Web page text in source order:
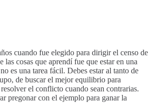
cuando fue elegido para dirigir el censo de
las cosas que aprendí fue que estar en una
es una tarea fácil. Debes estar al tanto de
de buscar el mejor equilibrio para
el conflicto cuando sean contrarias.
pregonar con el ejemplo para ganar la